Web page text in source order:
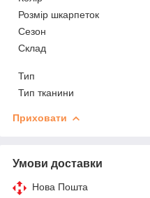
Розмір шкарпеток
Сезон
Склад
Тип
Тип тканини
Приховати
Умови доставки
Нова Пошта